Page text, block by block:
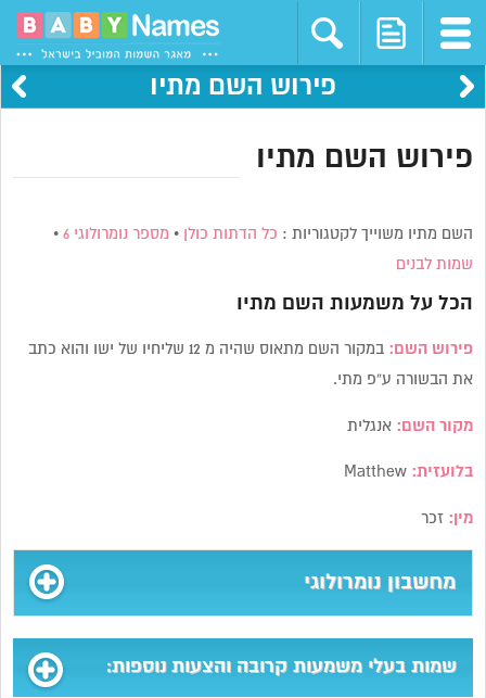
פירוש השם מתיו
פירוש השם מתיו
השם מתיו משוייך לקטגוריות : כל הדתות כולן • מספר נומרולוגי 6 •
שמות לבנים
הכל על משמעות השם מתיו
פירוש השם: במקור השם מתאוס שהיה מ 12 שליחיו של ישו והוא כתב
את הבשורה ע”פ מתי.
מקור השם: אנגלית
בלועזית: Matthew
מין: זכר
מחשבון נומרולוגי
שמות בעלי משמעות קרובה והצעות נוספות: